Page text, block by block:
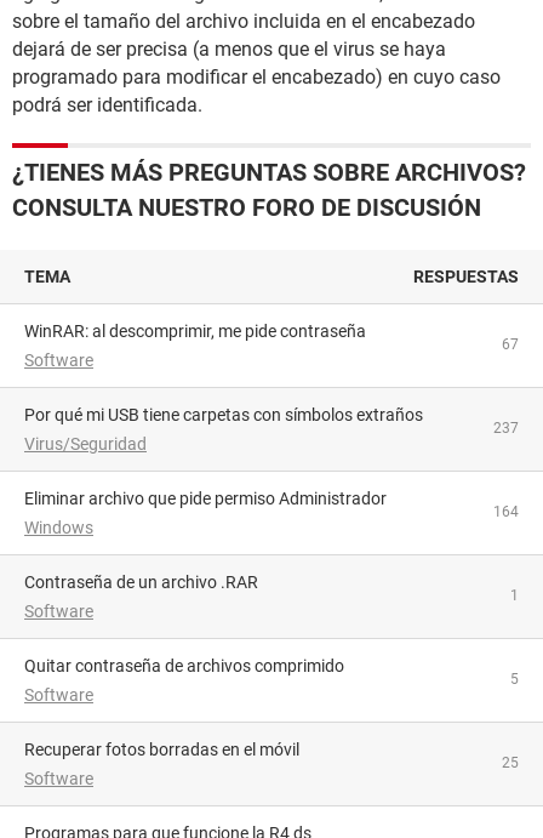
sobre el tamaño del archivo incluida en el encabezado
dejará de ser precisa (a menos que el virus se haya
programado para modificar el encabezado) en cuyo caso
podrá ser identificada.
¿TIENES MÁS PREGUNTAS SOBRE ARCHIVOS?
CONSULTA NUESTRO FORO DE DISCUSIÓN
TEMA RESPUESTAS
WinRAR: al descomprimir, me pide contraseña
Software
67
Por qué mi USB tiene carpetas con símbolos extraños
Virus/Seguridad
237
Eliminar archivo que pide permiso Administrador
Windows
164
Contraseña de un archivo .RAR
Software
1
Quitar contraseña de archivos comprimido
Software
5
Recuperar fotos borradas en el móvil
Software
25
Programas para que funcione la R4 ds